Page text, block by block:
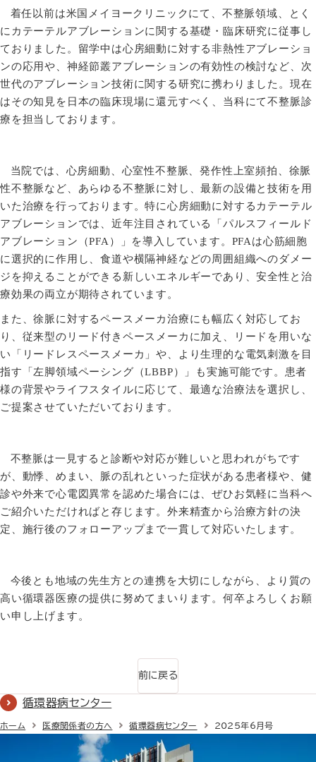
着任以前は米国メイヨークリニックにて、不整脈領域、とく
にカテーテルアブレーションに関する基礎・臨床研究に従事し
ておりました。留学中は心房細動に対する非熱性アブレーショ
ンの応用や、神経節叢アブレーションの有効性の検討など、次
世代のアブレーション技術に関する研究に携わりました。現在
はその知見を日本の臨床現場に還元すべく、当科にて不整脈診
療を担当しております。
当院では、心房細動、心室性不整脈、発作性上室頻拍、徐脈
性不整脈など、あらゆる不整脈に対し、最新の設備と技術を用
いた治療を行っております。特に心房細動に対するカテーテル
アブレーションでは、近年注目されている「パルスフィールド
アブレーション（PFA ）」を導入しています。 PFAは心筋細胞
に選択的に作用し、食道や横隔神経などの周囲組織へのダメー
ジを抑えることができる新しいエネルギーであり、安全性と治
療効果の両立が期待されています。
また、徐脈に対するペースメーカ治療にも幅広く対応してお
り、従来型のリード付きペースメーカに加え、リードを用いな
い「リードレスペースメーカ」や、より生理的な電気刺激を目
指す「左脚領域ペーシング（LBBP）」も実施可能です。患者
様の背景やライフスタイルに応じて、最適な治療法を選択し、
ご提案させていただいております。
不整脈は一見すると診断や対応が難しいと思われがちです
が、動悸、めまい、脈の乱れといった症状がある患者様や、健
診や外来で心電図異常を認めた場合には、ぜひお気軽に当科へ
ご紹介いただければと存じます。外来精査から治療方針の決
定、施行後のフォローアップまで一貫して対応いたします。
今後とも地域の先生方との連携を大切にしながら、より質の
高い循環器医療の提供に努めてまいります。何卒よろしくお願
い申し上げます。
前に戻る
循環器病センター
ホーム 医療関係者の方へ 循環器病センター 2025年6月号